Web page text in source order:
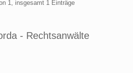
1, insgesamt 1 Einträge
- Rechtsanwälte